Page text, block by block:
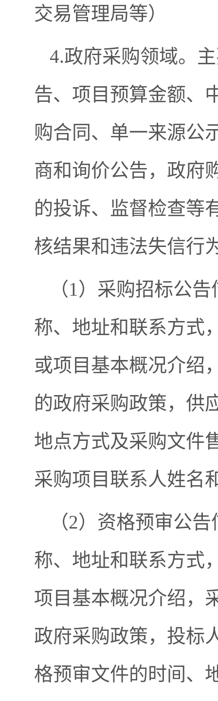
交易管理局等）
4.政府采购领域。
告、项目预算金额、
购合同、单一来源公
商和询价公告，政府
的投诉、监督检查等
核结果和违法失信行
（1）采购招标公
称、地址和联系方式
或项目基本概况介绍
的政府采购政策，供
地点方式及采购文件
采购项目联系人姓名
（2）资格预审公
称、地址和联系方式
项目基本概况介绍，
政府采购政策，投标
格预审文件的时间、